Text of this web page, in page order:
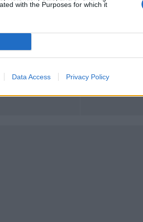
with the Purposes for which it
Data Access Privacy Policy
Lettere al direttore